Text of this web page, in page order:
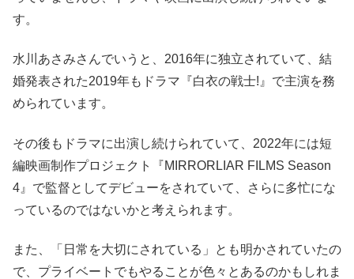
す。
水川あさみさんでいうと、2016年に独立されていて、結
婚発表された2019年もドラマ『白衣の戦士!』で主演を務
められています。
その後もドラマに出演し続けられていて、2022年には短
編映画制作プロジェクト『MIRRORLIAR FILMS Season
4』で監督としてデビューをされていて、さらに多忙にな
っているのではないかと考えられます。
また、「日常を大切にされている」とも明かされていたの
で、プライベートでもやることが色々とあるのかもしれま